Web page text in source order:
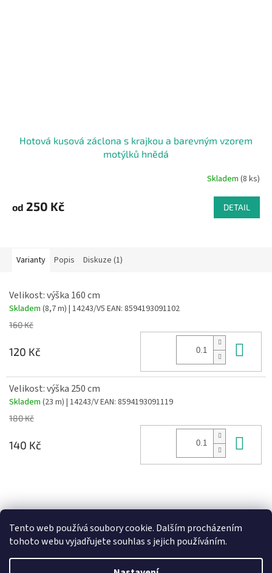
Tento web používá soubory cookie. Dalším procházením
tohoto webu vyjadřujete souhlas s jejich používáním.
Hotová kusová záclona s krajkou a barevným vzorem
motýlků hnědá
Skladem (8 ks)
od 250 Kč DETAIL
Varianty Popis Diskuze (1)
Velikost: výška 160 cm
Skladem (8,7 m) | 14243/V5 EAN: 8594193091102
160 Kč
120 Kč
Velikost: výška 250 cm
Skladem (23 m) | 14243/VEAN: 8594193091119
180 Kč
140 Kč
á